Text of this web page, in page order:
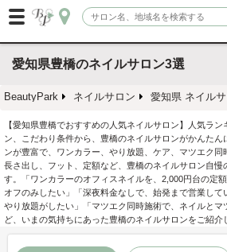
愛知県豊橋のネイルサロン3選
BeautyPark ネイルサロン 愛知県 ネイル
【愛知県豊橋でおすすめの人気ネイルサロン】人気ラ
ン、こだわり条件から、豊橋のネイルサロンがかんたん
ンが豊富で、ワンカラー、やり放題、ケア、マツエク同
長さ出し、フット、定額など、豊橋のネイルサロン自慢
す。「ワンカラーのオフィスネイルを、2,000円台の定
オフのみしたい」「深夜料金なしで、始発まで営業し
やり放題がしたい」「マツエク同時施術で、ネイルとマ
ど、いまの気持ちにあった豊橋のネイルサロンをご紹介